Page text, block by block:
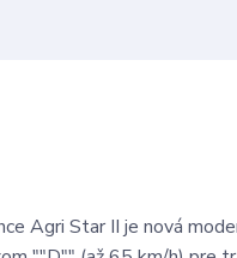
Agri Star II je nová